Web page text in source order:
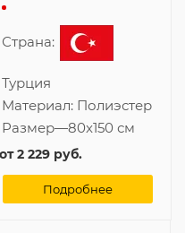
Страна:
Турция
Материал: Полиэстер
Размер—80x150 см
от2 229 руб.
Подробнее